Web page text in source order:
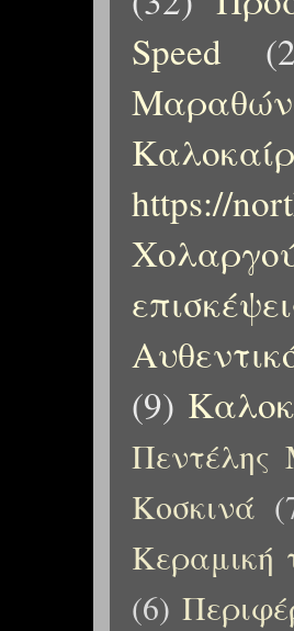
Speed
https://
(9)
Πεντέλης
Κοσκινά
Κεραμική
(6)